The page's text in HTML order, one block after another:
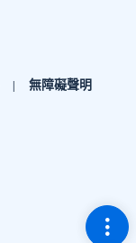
切
無障礙聲明